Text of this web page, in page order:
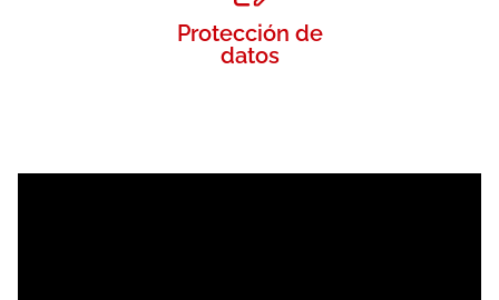
Protección de
datos